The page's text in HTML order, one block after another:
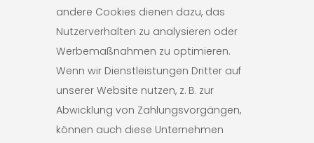
andere Cookies dienen dazu, das
Nutzerverhalten zu analysieren oder
Werbemaßnahmen zu optimieren.
Wenn wir Dienstleistungen Dritter auf
unserer Website nutzen, z. B. zur
Abwicklung von Zahlungsvorgängen,
können auch diese Unternehmen